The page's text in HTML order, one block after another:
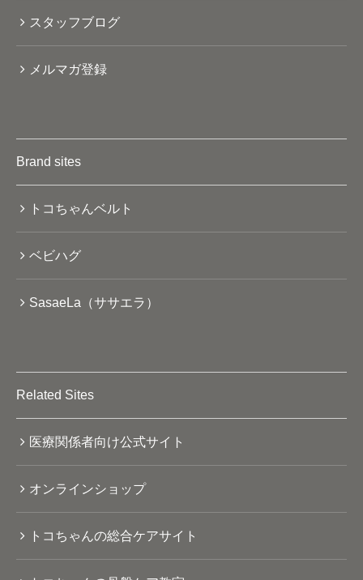
スタッフブログ
メルマガ登録
Brand sites
トコちゃんベルト
ベビハグ
SasaeLa（ササエラ）
Related Sites
医療関係者向け公式サイト
オンラインショップ
トコちゃんの総合ケアサイト